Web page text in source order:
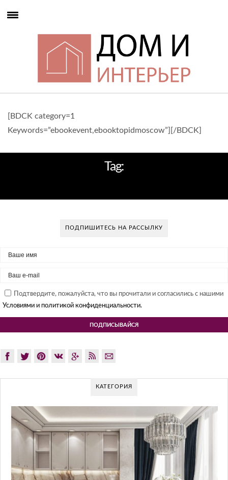
[BDCK category=1
Keywords=”ebookevent,ebooktopidmoscow”][/BDCK]
Tag:
ПОДПИШИТЕСЬ НА РАССЫЛКУ
Подтвердите, пожалуйста, что вы прочитали и согласились с нашими
Условиями и политикой конфиденциальности.
КАТЕГОРИЯ